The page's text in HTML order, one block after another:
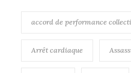
accord de performance
Arrêt cardiaque